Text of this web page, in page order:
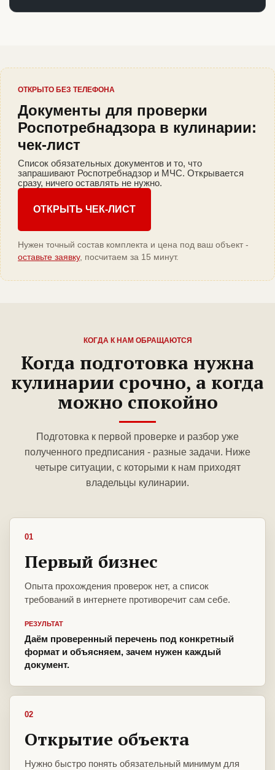
ОТКРЫТО БЕЗ ТЕЛЕФОНА
Документы для проверки
Роспотребнадзора в кулинарии:
чек-лист
Список обязательных документов и то, что
запрашивают Роспотребнадзор и МЧС. Открывается
сразу, ничего оставлять не нужно.
ОТКРЫТЬ ЧЕК-ЛИСТ
Нужен точный состав комплекта и цена под ваш объект -
оставьте заявку, посчитаем за 15 минут.
КОГДА К НАМ ОБРАЩАЮТСЯ
Когда подготовка нужна
кулинарии срочно, а когда
можно спокойно
Подготовка к первой проверке и разбор уже
полученного предписания - разные задачи. Ниже
четыре ситуации, с которыми к нам приходят
владельцы кулинарии.
01
Первый бизнес
Опыта прохождения проверок нет, а список
требований в интернете противоречит сам себе.
РЕЗУЛЬТАТ
Даём проверенный перечень под конкретный
формат и объясняем, зачем нужен каждый
документ.
02
Открытие объекта
Нужно быстро понять обязательный минимум для